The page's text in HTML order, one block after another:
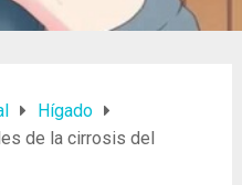
Hígado
de la cirrosis del